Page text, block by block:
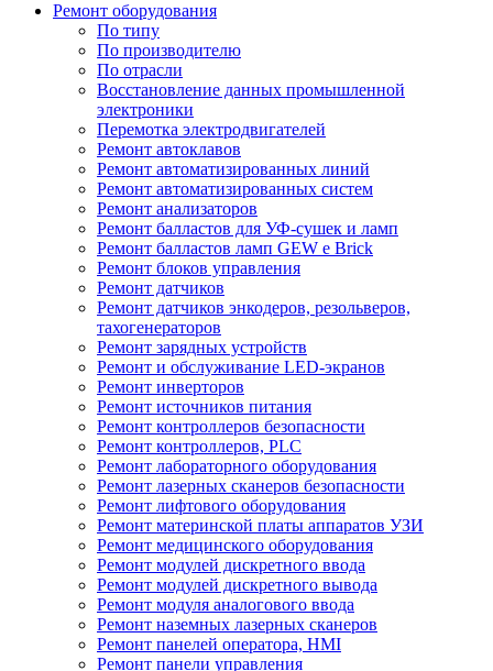
Ремонт оборудования
По типу
По производителю
По отрасли
Восстановление данных промышленной
электроники
Перемотка электродвигателей
Ремонт автоклавов
Ремонт автоматизированных линий
Ремонт автоматизированных систем
Ремонт анализаторов
Ремонт балластов для УФ-сушек и ламп
Ремонт балластов ламп GEW e Brick
Ремонт блоков управления
Ремонт датчиков
Ремонт датчиков энкодеров, резольверов,
тахогенераторов
Ремонт зарядных устройств
Ремонт и обслуживание LED-экранов
Ремонт инверторов
Ремонт источников питания
Ремонт контроллеров безопасности
Ремонт контроллеров, PLC
Ремонт лабораторного оборудования
Ремонт лазерных сканеров безопасности
Ремонт лифтового оборудования
Ремонт материнской платы аппаратов УЗИ
Ремонт медицинского оборудования
Ремонт модулей дискретного ввода
Ремонт модулей дискретного вывода
Ремонт модуля аналогового ввода
Ремонт наземных лазерных сканеров
Ремонт панелей оператора, HMI
Ремонт панели управления